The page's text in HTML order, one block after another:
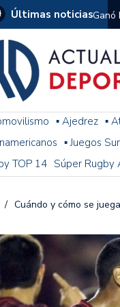
Últimas noticiasGanó
1
El
Se
▪ Ajedrez ▪
▪ Juegos
TOP 14 Súper Rugby
/ Cuándo y cómo se